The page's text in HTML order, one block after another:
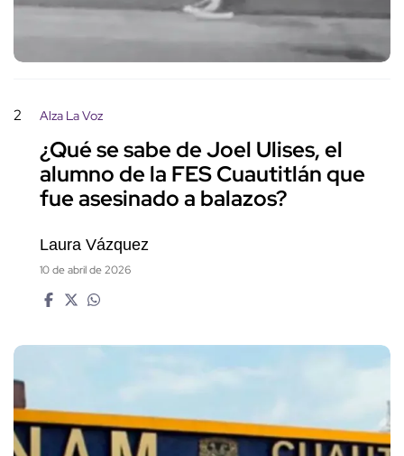
2 Alza La Voz
¿Qué se sabe de Joel Ulises, el
alumno de la FES Cuautitlán que
fue asesinado a balazos?
Laura Vázquez
10 de abril de 2026